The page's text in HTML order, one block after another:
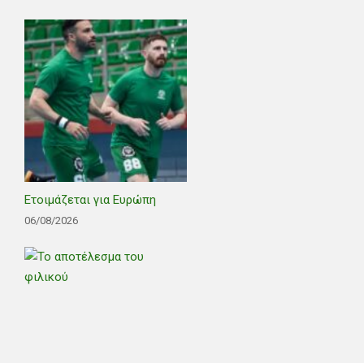
Ετοιμάζεται για Ευρώπη
06/08/2026